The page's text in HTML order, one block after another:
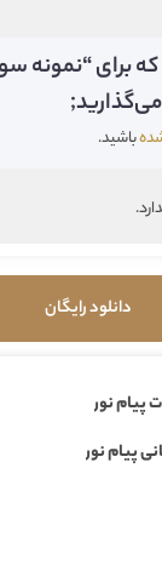
برای “نمونه
باشید.
دانلود رایگان
پیام نور
پیام نور